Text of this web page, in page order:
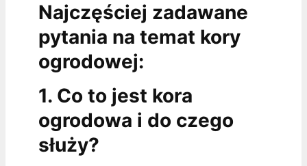
Najczęściej zadawane
pytania na temat kory
ogrodowej:
1. Co to jest kora
ogrodowa i do czego
służy?